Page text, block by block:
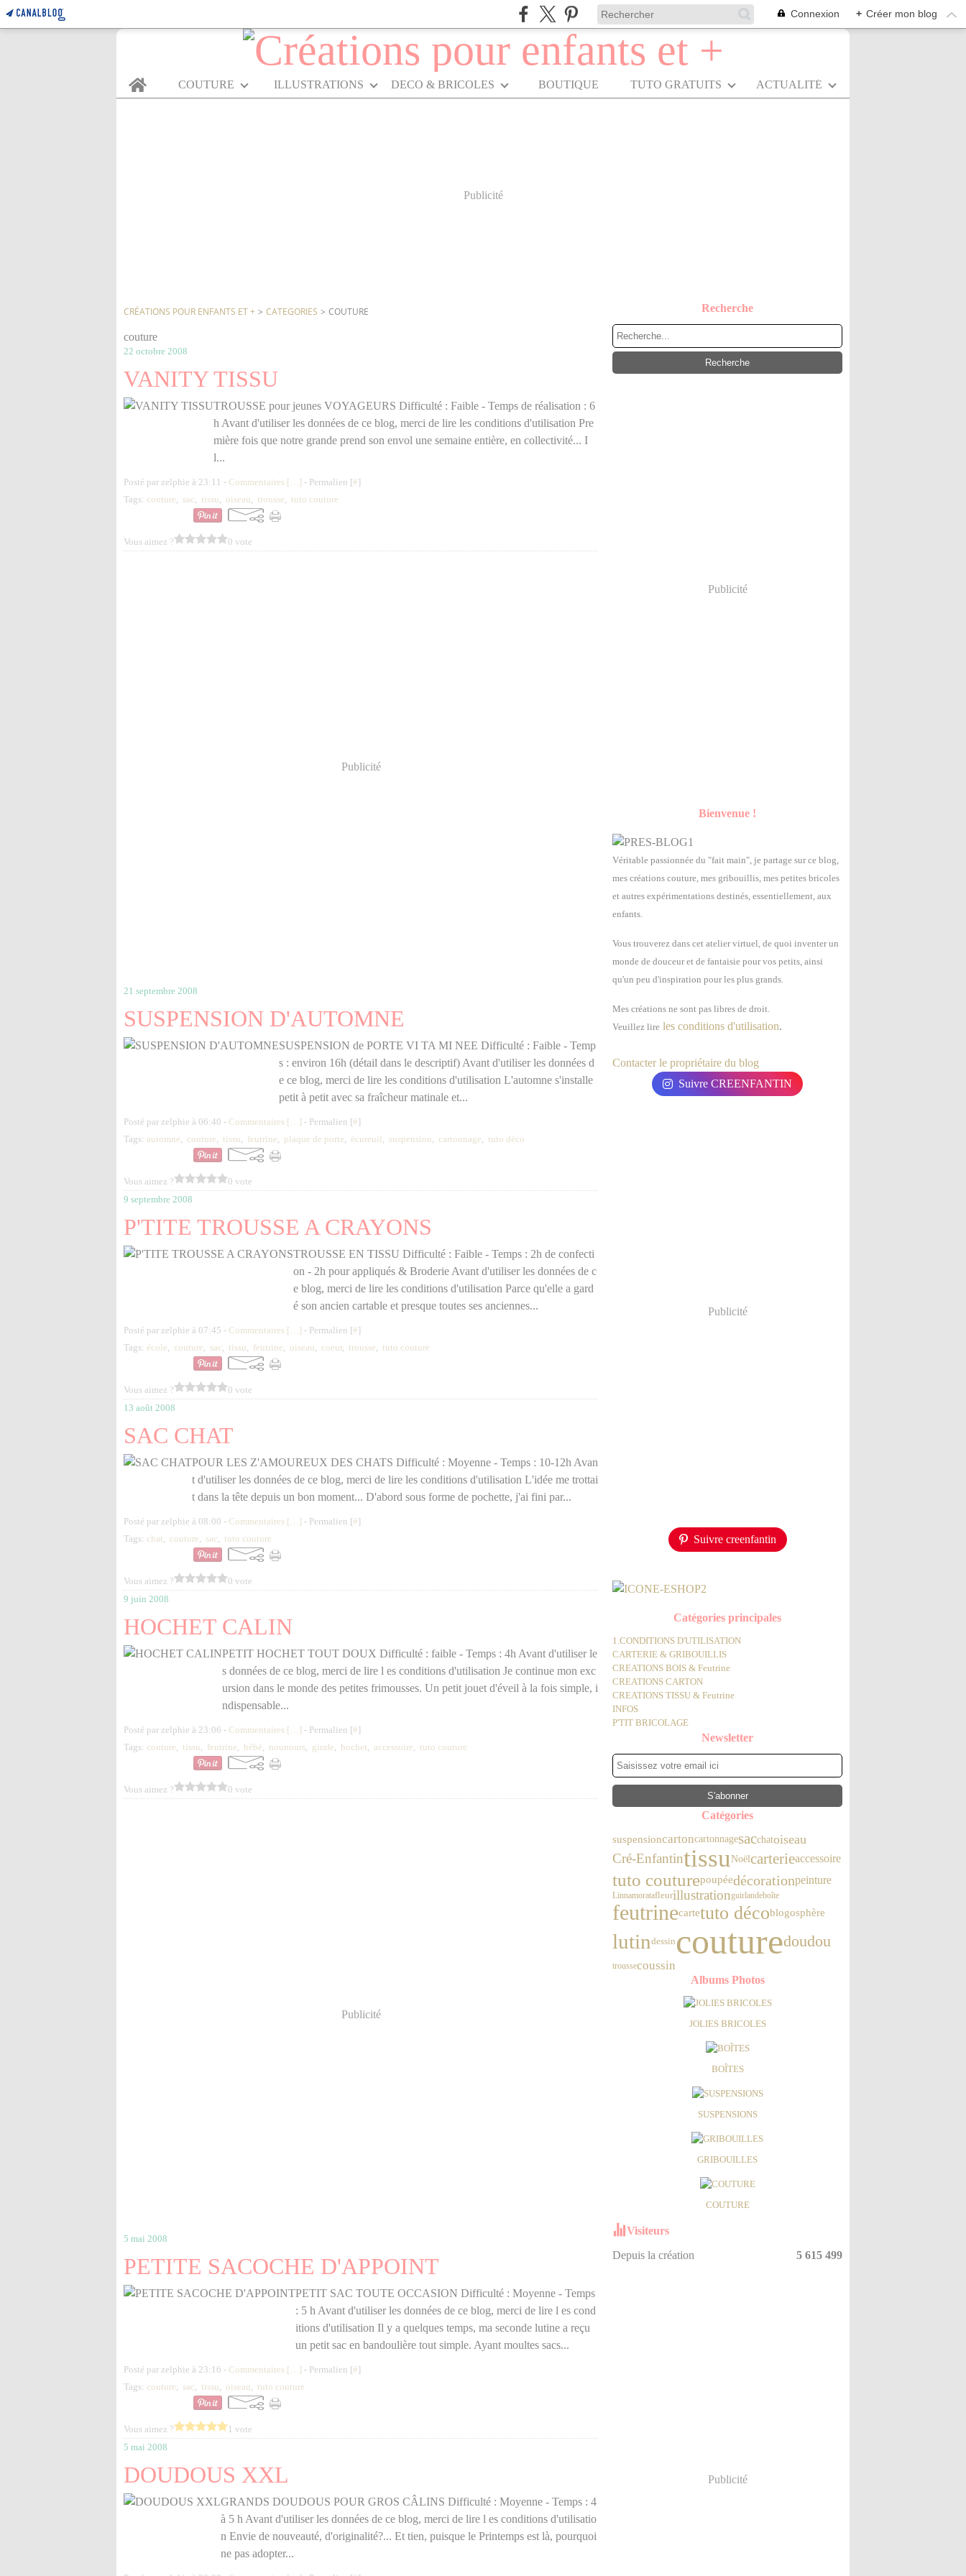
Connexion + Créer mon blog
Home
COUTURE ILLUSTRATIONS DECO & BRICOLES BOUTIQUE TUTO GRATUITS ACTUALITÉ
Publicité
CRÉATIONS POUR ENFANTS ET + > CATEGORIES > COUTURE
couture
22 octobre 2008
VANITY TISSU
TROUSSE pour jeunes VOYAGEURS Difficulté : Faible - Temps de réalisation : 6
h Avant d'utiliser les données de ce blog, merci de lire les conditions d'utilisation Pre
mière fois que notre grande prend son envol une semaine entière, en collectivité... I
l...
Posté par zelphie à 23:11 - Commentaires [… ] - Permalien [#]
Tags: couture, sac, tissu, oiseau, trousse, tuto couture
Vous aimez ? 0 vote
Publicité
21 septembre 2008
SUSPENSION D'AUTOMNE
SUSPENSION de PORTE VI TA MI NEE Difficulté : Faible - Temp
s : environ 16h (détail dans le descriptif) Avant d'utiliser les données d
e ce blog, merci de lire les conditions d'utilisation L'automne s'installe
petit à petit avec sa fraîcheur matinale et...
Posté par zelphie à 06:40 - Commentaires [… ] - Permalien [#]
Tags: automne, couture, tissu, feutrine, plaque de porte, écureuil, suspension, cartonnage, tuto déco
Vous aimez ?
0 vote
9 septembre 2008
P'TITE TROUSSE A CRAYONS
TROUSSE EN TISSU Difficulté : Faible - Temps : 2h de confecti
on - 2h pour appliqués & Broderie Avant d'utiliser les données de c
e blog, merci de lire les conditions d'utilisation Parce qu'elle a gard
é son ancien cartable et presque toutes ses anciennes...
Posté par zelphie à 07:45 - Commentaires [… ] - Permalien [#]
Tags: école, couture, sac, tissu, feutrine, oiseau, coeur, trousse, tuto couture
Vous aimez ?
0 vote
13 août 2008
SAC CHAT
POUR LES Z'AMOUREUX DES CHATS Difficulté : Moyenne - Temps : 10-12h Avan
t d'utiliser les données de ce blog, merci de lire les conditions d'utilisation L'idée me trottai
t dans la tête depuis un bon moment... D'abord sous forme de pochette, j'ai fini par...
Posté par zelphie à 08:00 - Commentaires [… ] - Permalien [#]
Tags: chat, couture, sac, tuto couture
Vous aimez ?
0 vote
9 juin 2008
HOCHET CALIN
PETIT HOCHET TOUT DOUX Difficulté : faible - Temps : 4h Avant d'utiliser le
s données de ce blog, merci de lire l es conditions d'utilisation Je continue mon exc
ursion dans le monde des petites frimousses. Un petit jouet d'éveil à la fois simple, i
ndispensable...
Posté par zelphie à 23:06 - Commentaires [… ] - Permalien [#]
Tags: couture, tissu, feutrine, bébé, nounours, girafe, hochet, accessoire, tuto couture
Vous aimez ? 0 vote
Publicité
5 mai 2008
PETITE SACOCHE D'APPOINT
PETIT SAC TOUTE OCCASION Difficulté : Moyenne - Temps
: 5 h Avant d'utiliser les données de ce blog, merci de lire l es cond
itions d'utilisation Il y a quelques temps, ma seconde lutine a reçu
un petit sac en bandoulière tout simple. Ayant moultes sacs...
Posté par zelphie à 23:16 - Commentaires [… ] - Permalien [#]
Tags: couture, sac, tissu, oiseau, tuto couture
Vous aimez ?
1 vote
5 mai 2008
DOUDOUS XXL
GRANDS DOUDOUS POUR GROS CÂLINS Difficulté : Moyenne - Temps : 4
à 5 h Avant d'utiliser les données de ce blog, merci de lire l es conditions d'utilisatio
n Envie de nouveauté, d'originalité?... Et tien, puisque le Printemps est là, pourquoi
ne pas adopter...
Recherche
Publicité
Bienvenue !
Véritable passionnée du "fait main", je partage sur ce blog,
mes créations couture, mes gribouillis, mes petites bricoles
et autres expérimentations destinés, essentiellement, aux
enfants.
Vous trouverez dans cet atelier virtuel, de quoi inventer un
monde de douceur et de fantaisie pour vos petits, ainsi
qu'un peu d'inspiration pour les plus grands.
Mes créations ne sont pas libres de droit.
Veuillez lire les conditions d'utilisation.
Contacter le propriétaire du blog
Suivre CREENFANTIN
Publicité
Suivre creenfantin
Catégories principales
1.CONDITIONS D'UTILISATION
CARTERIE & GRIBOUILLIS
CREATIONS BOIS & Feutrine
CREATIONS CARTON
CREATIONS TISSU & Feutrine
INFOS
P'TIT BRICOLAGE
Newsletter
Catégories
suspensioncartoncartonnagesacchatoiseau
Cré-EnfantintissuNoëlcarterieaccessoire
tuto couturepoupéedécorationpeinture
Linnamoratafleurillustrationguirlandeboîte
feutrinecartetuto décoblogosphère
lutindessin couturedoudou
troussecoussin
Albums Photos
JOLIES BRICOLES
BOÎTES
SUSPENSIONS
GRIBOUILLES
COUTURE
Visiteurs
Depuis la création
5 615 499
Publicité